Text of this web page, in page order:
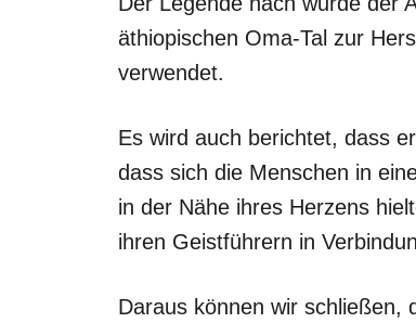
äthiopischen Oma-Tal zur
verwendet.
Es wird auch berichtet, dass
dass sich die Menschen in
in der Nähe ihres Herzens
ihren Geistführern in
Daraus können wir schließen,